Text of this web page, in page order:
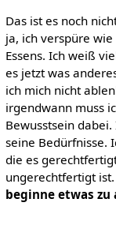
Das ist es noch
ja, ich verspüre
Essens. Ich weiß
es jetzt was
ich mich nicht
irgendwann muss
Bewusstsein
seine Bedürfnisse.
die es
ungerechtfertigt
beginne etwas zu